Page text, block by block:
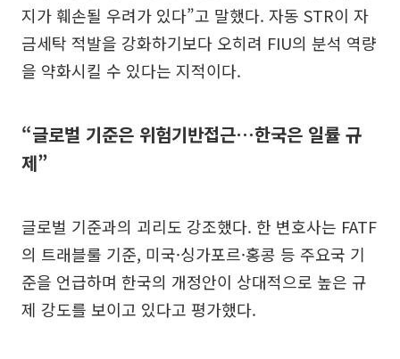
지가 훼손될 우려가 있다”고 말했다. 자동 STR이 자
금세탁 적발을 강화하기보다 오히려 FIU의 분석 역량
을 약화시킬 수 있다는 지적이다.
“글로벌 기준은 위험기반접근…한국은 일률 규
제”
글로벌 기준과의 괴리도 강조했다. 한 변호사는 FATF
의 트래블룰 기준, 미국·싱가포르·홍콩 등 주요국 기
준을 언급하며 한국의 개정안이 상대적으로 높은 규
제 강도를 보이고 있다고 평가했다.